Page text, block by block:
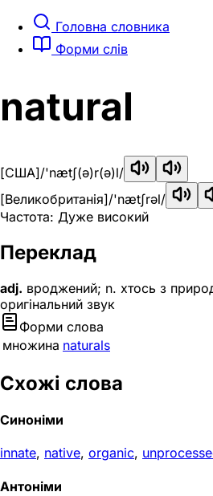
Головна словника
Форми слів
natural
[США]/'nætʃ(ə)r(ə)l/
[Великобританія]/'nætʃrəl/
Частота: Дуже високий
Переклад
adj. вроджений; n. хтось з
оригінальний звук
Форми слова
множина naturals
Схожі слова
Синоніми
innate, native, organic,
Антоніми